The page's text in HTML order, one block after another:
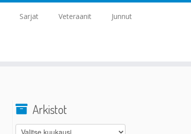
Sarjat Veteraanit
Junnut
Arkistot
Arkistot